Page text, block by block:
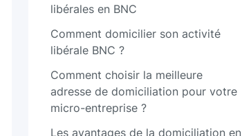
libérales en BNC
Comment domicilier son activité
libérale BNC ?
Comment choisir la meilleure
adresse de domiciliation pour votre
micro-entreprise ?
Les avantages de la domiciliation en